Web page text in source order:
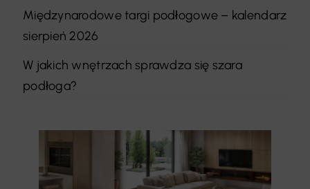
Międzynarodowe targi podłogowe – kalendarz
sierpień 2026
W jakich wnętrzach sprawdza się szara
podłoga?